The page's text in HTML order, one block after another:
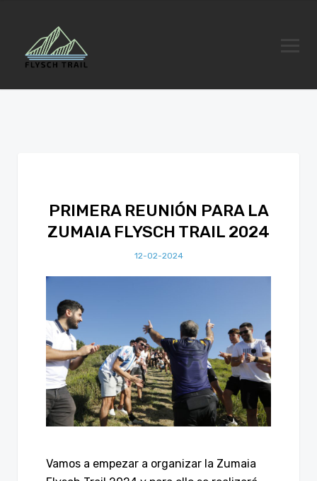
PRIMERA REUNIÓN PARA LA
ZUMAIA FLYSCH TRAIL 2024
12-02-2024
Vamos a empezar a organizar la Zumaia